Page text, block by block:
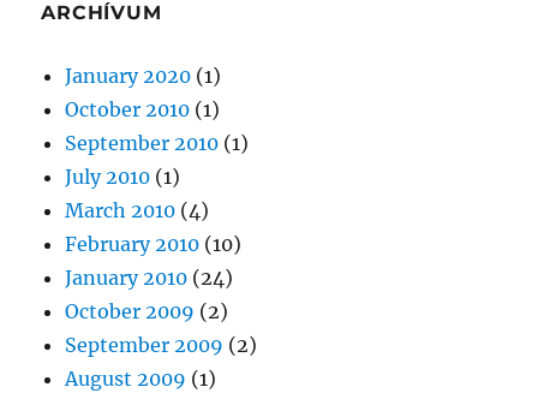
ARCHÍVUM
January 2020 (1)
October 2010 (1)
September 2010 (1)
July 2010 (1)
March 2010 (4)
February 2010 (10)
January 2010 (24)
October 2009 (2)
September 2009 (2)
August 2009 (1)